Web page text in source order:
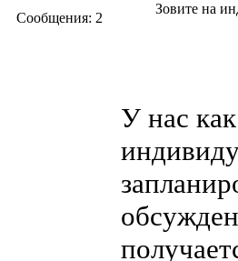
Сообщения: 2
Зовите на
У нас